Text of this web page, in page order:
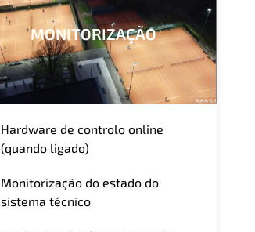
MONITORIZAÇÃO
Hardware de controlo online
(quando ligado)
Monitorização do estado do
sistema técnico